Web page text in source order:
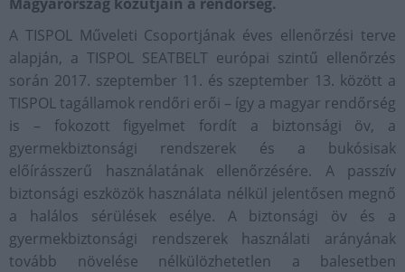
A TISPOL Műveleti Csoportjának éves ellenőrzési terve
alapján, a TISPOL SEATBELT európai szintű ellenőrzés
során 2017. szeptember 11. és szeptember 13. között a
TISPOL tagállamok rendőri erői – így a magyar rendőrség
is – fokozott figyelmet fordít a biztonsági öv, a
gyermekbiztonsági rendszerek és a bukósisak
előírásszerű használatának ellenőrzésére. A passzív
biztonsági eszközök használata nélkül jelentősen megnő
a halálos sérülések esélye. A biztonsági öv és a
gyermekbiztonsági rendszerek használati arányának
tovább növelése nélkülözhetetlen a balesetben